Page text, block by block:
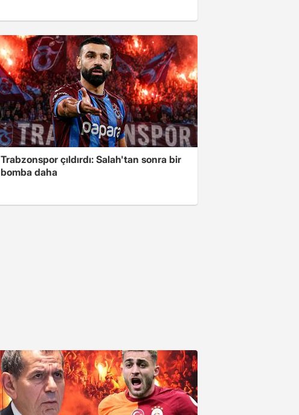
Trabzonspor çıldırdı: Salah'tan sonra bir
bomba daha